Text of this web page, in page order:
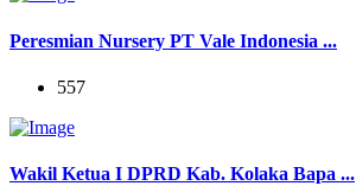
Peresmian Nursery PT Vale Indonesia ...
557
Wakil Ketua I DPRD Kab. Kolaka Bapa ...